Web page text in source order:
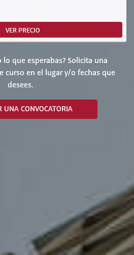
VER PRECIO
lo que esperabas? Solicita una
curso en el lugar y/o fechas que
desees.
UNA CONVOCATORIA